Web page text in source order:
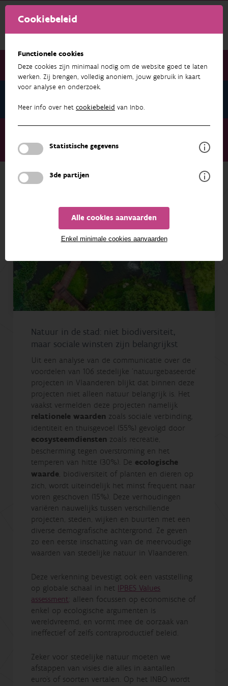
Cookiebeleid
Functionele cookies
Deze cookies zijn minimaal nodig om de website goed te laten
werken. Zij brengen, volledig anoniem, jouw gebruik in kaart
voor analyse en onderzoek.
Meer info over het cookiebeleid van Inbo.
Statistische gegevens
3de partijen
Alle cookies aanvaarden
Enkel minimale cookies aanvaarden
Nieuwsbrief juli 2023
Natuur in de stad: niet biodiversiteit, maar sociale winsten
zijn belangrijkst
Natuur in de stad: niet biodiversiteit,
maar sociale winsten zijn belangrijkst
Uit een analyse van de communicatie over de
voordelen van 106 stedelijke ‘natuurgebaseerde’
projecten in Vlaanderen blijkt dat binnen deze
projecten niet alleen natuur belangrijk is. Het
vaakst vermelden deze projecten namelijk
relationele waarden zoals sociale verbinding,
identiteit en thuisgevoel (55%) gevolgd door
ecosysteemdiensten zoals recreatie,
bescherming tegen overstroming en het
temperen van hitte (30%). De ecologische
waarde, biodiversiteit of planten en dieren op
zich, wordt uiteindelijk het minst frequent naar
voren geschoven (15%). Deze verhoudingen
variëren nauwelijks tussen verschillende
projecten, steden, wijken en buurten met een
diverse demografische achtergrond. Ze geven
zo een eerste inschatting van de meervoudige
waarden van stedelijke natuur in Vlaanderen.
Deze verkenning bevestigt ook een vaststelling
op globale schaal in het IPBES Values
assessment: alleen focussen op economische of
enkel op ecologische argumenten is
wereldvreemd, en vormt mee de oorzaak van
ineffectief of zelfs contraproductief beleid.
Zeker voor stedelijke natuur moeten we
afstappen van visies die alles in aantallen
euro’s of soorten vertalen. Op het INBO wordt